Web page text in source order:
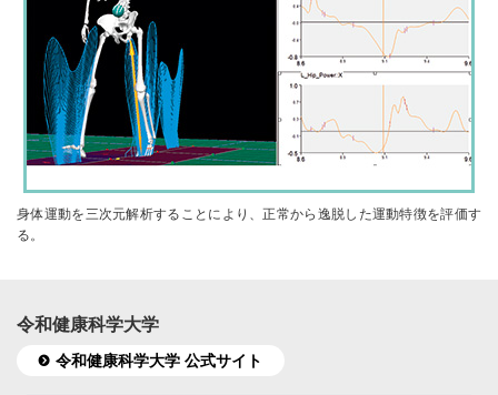
身体運動を三次元解析することにより、正常から逸脱した運動特徴を評価す
る。
令和健康科学大学
令和健康科学大学 公式サイト